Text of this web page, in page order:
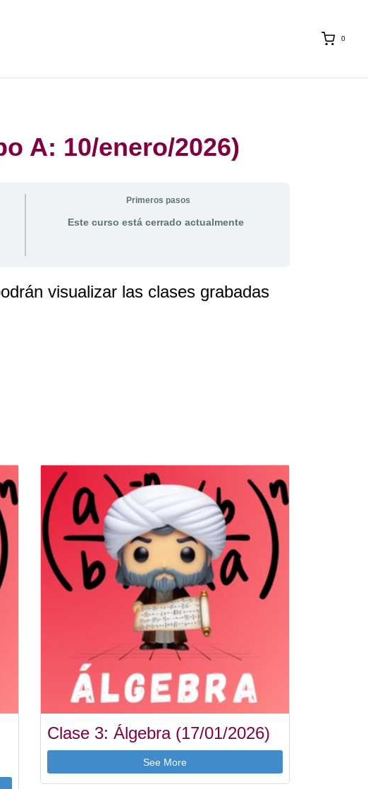
0
A: 10/enero/2026)
Primeros pasos
Este curso está cerrado actualmente
visualizar las clases grabadas
Clase 3: Álgebra (17/01/2026)
See More